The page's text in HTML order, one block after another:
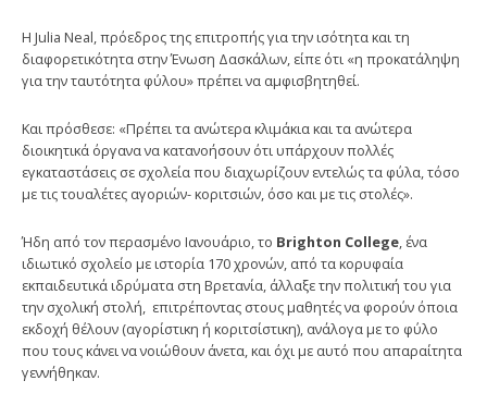
Η Julia Neal, πρόεδρος της επιτροπής για την ισότητα και τη
διαφορετικότητα στην Ένωση Δασκάλων, είπε ότι «η προκατάληψη
για την ταυτότητα φύλου» πρέπει να αμφισβητηθεί.
Και πρόσθεσε: «Πρέπει τα ανώτερα κλιμάκια και τα ανώτερα
διοικητικά όργανα να κατανοήσουν ότι υπάρχουν πολλές
εγκαταστάσεις σε σχολεία που διαχωρίζουν εντελώς τα φύλα, τόσο
με τις τουαλέτες αγοριών- κοριτσιών, όσο και με τις στολές».
Ήδη από τον περασμένο Ιανουάριο, το Brighton College, ένα
ιδιωτικό σχολείο με ιστορία 170 χρονών, από τα κορυφαία
εκπαιδευτικά ιδρύματα στη Βρετανία, άλλαξε την πολιτική του για
την σχολική στολή, επιτρέποντας στους μαθητές να φορούν όποια
εκδοχή θέλουν (αγορίστικη ή κοριτσίστικη), ανάλογα με το φύλο
που τους κάνει να νοιώθουν άνετα, και όχι με αυτό που απαραίτητα
γεννήθηκαν.